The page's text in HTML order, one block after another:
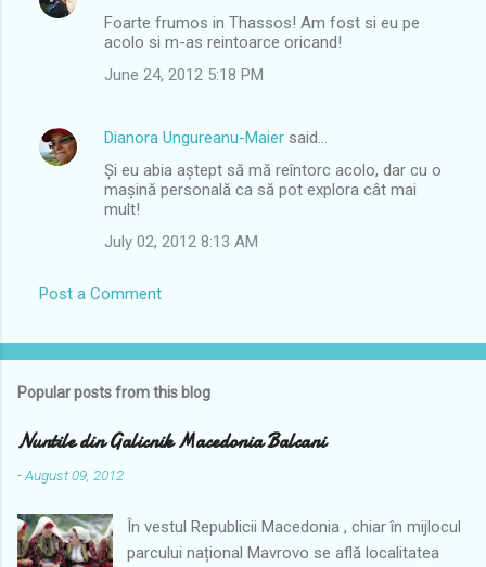
Foarte frumos in Thassos! Am fost si eu pe
acolo si m-as reintoarce oricand!
June 24, 2012 5:18 PM
Dianora Ungureanu-Maier said…
Și eu abia aștept să mă reîntorc acolo, dar cu o
mașină personală ca să pot explora cât mai
mult!
July 02, 2012 8:13 AM
Post a Comment
Popular posts from this blog
Nuntile din Galicnik Macedonia Balcani
-August 09, 2012
În vestul Republicii Macedonia , chiar în mijlocul
parcului național Mavrovo se află localitatea